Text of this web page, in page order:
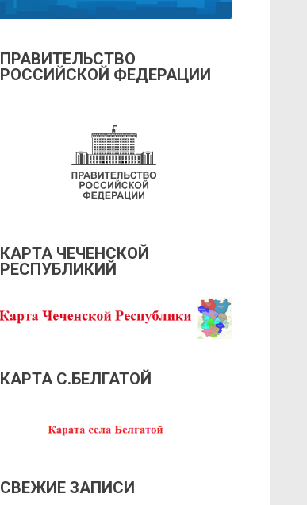
ПРАВИТЕЛЬСТВО
РОССИЙСКОЙ ФЕДЕРАЦИИ
КАРТА ЧЕЧЕНСКОЙ
РЕСПУБЛИКИЙ
КАРТА С.БЕЛГАТОЙ
СВЕЖИЕ ЗАПИСИ